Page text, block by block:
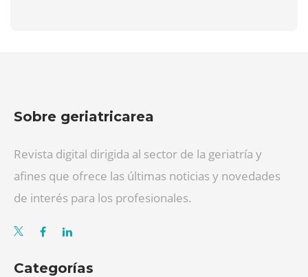
Sobre geriatricarea
Revista digital dirigida al sector de la geriatría y
afines que ofrece las últimas noticias y novedades
de interés para los profesionales.
Categorías